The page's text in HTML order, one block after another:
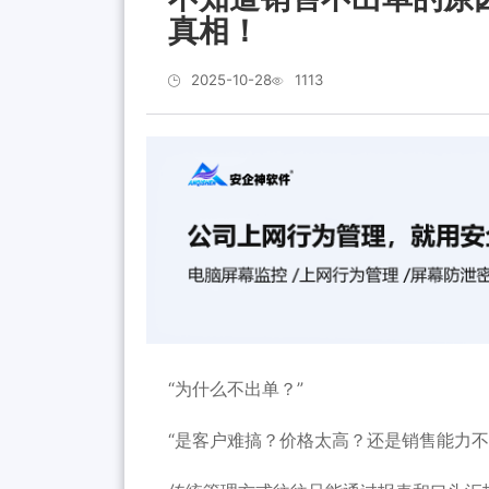
真相！
2025-10-28 1113
“为什么不出单？”
“是客户难搞？价格太高？还是销售能力